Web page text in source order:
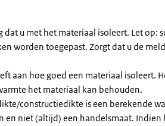
dat u met het materiaal isoleert. Let op:
worden toegepast. Zorgt dat u de
aan hoe goed een materiaal isoleert.
het materiaal kan behouden.
constructiedikte is een berekende
en niet (altijd) een handelsmaat. Indien